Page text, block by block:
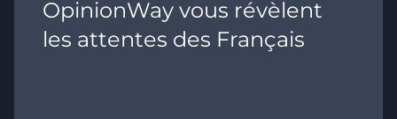
OpinionWay vous révèlent
les attentes des Français